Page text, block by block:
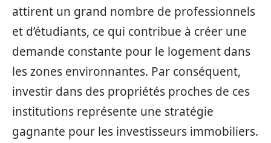
attirent un grand nombre de professionnels
et d’étudiants, ce qui contribue à créer une
demande constante pour le logement dans
les zones environnantes. Par conséquent,
investir dans des propriétés proches de ces
institutions représente une stratégie
gagnante pour les investisseurs immobiliers.